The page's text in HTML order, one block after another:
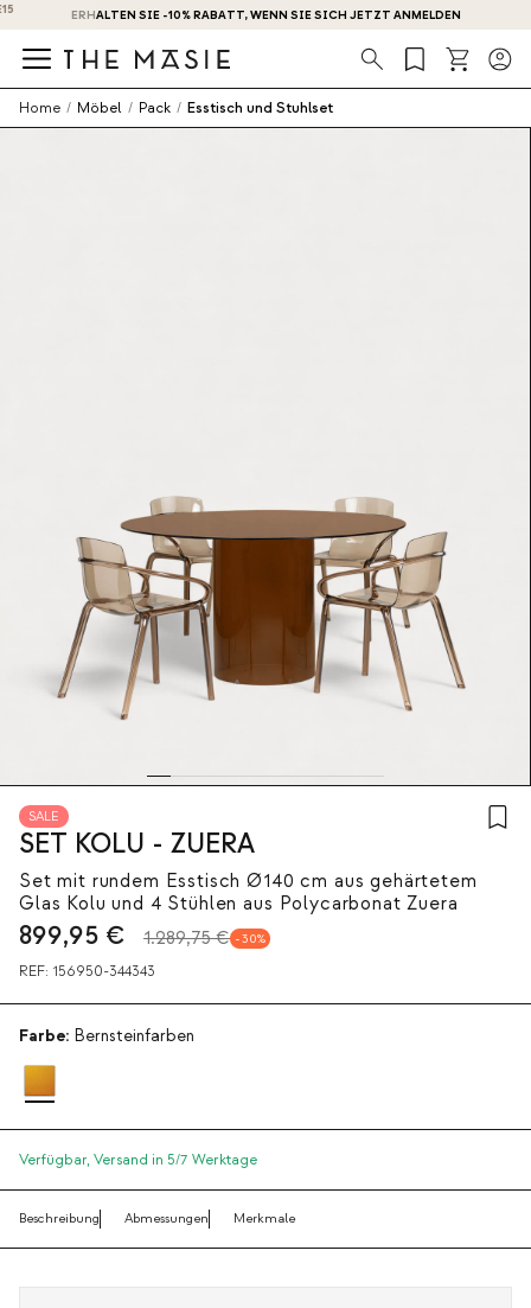
ERHALTEN SIE -10% RABATT, WENN SIE SICH JETZT ANMELDEN
Suche
Home / Möbel / Pack / Esstisch und Stuhlset
SALE
SET KOLU - ZUERA
Set mit rundem Esstisch Ø140 cm aus gehärtetem
Glas Kolu und 4 Stühlen aus Polycarbonat Zuera
899,95 € 1.289,75 € 30
REF: 156950-344343
Farbe: Bernsteinfarben
Verfügbar, Versand in 5/7 Werktage
Beschreibung Abmessungen Merkmale